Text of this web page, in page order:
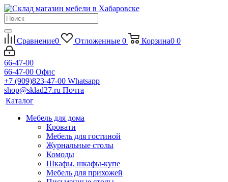
Сравнение0 Отложенные 0 Корзина0 0
66-47-00
66-47-00 Офис
+7 (909)823-47-00 Whatsapp
shop@sklad27.ru Почта
Каталог
Мебель для дома
Кровати
Мебель для гостиной
Журнальные столы
Комоды
Шкафы, шкафы-купе
Мебель для прихожей